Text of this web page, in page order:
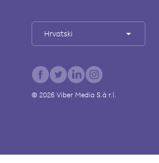
Hrvatski
© 2026Viber Media S.à r.l.